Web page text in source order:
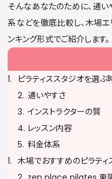
Pilates」の認
療現場で培っ
の仕組みに基
ている。出勤
セル待ちが続
そんなあなたのために、通い
系などを徹底比較し、木場
ンキング形式でご紹介します。
ピラティススタジオを選
通いやすさ
インストラクターの質
レッスン内容
料金体系
木場でおすすめのピラティ